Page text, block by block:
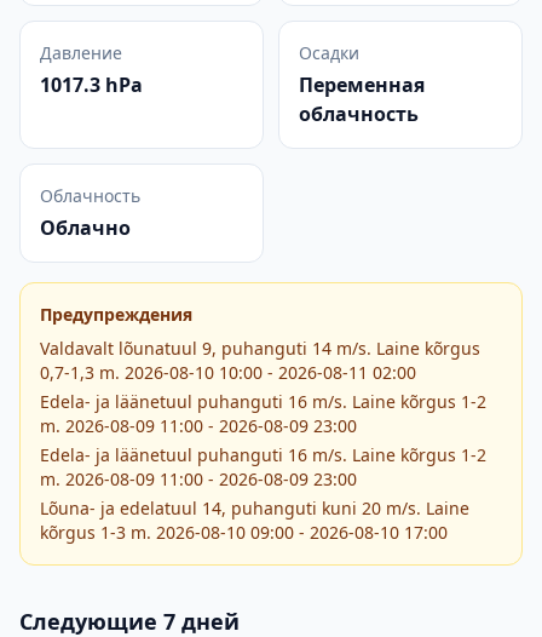
Давление
1017.3 hPa
Осадки
Переменная
облачность
Облачность
Облачно
Предупреждения
Valdavalt lõunatuul 9, puhanguti 14 m/s. Laine kõrgus
0,7-1,3 m. 2026-08-10 10:00 - 2026-08-11 02:00
Edela- ja läänetuul puhanguti 16 m/s. Laine kõrgus 1-2
m. 2026-08-09 11:00 - 2026-08-09 23:00
Edela- ja läänetuul puhanguti 16 m/s. Laine kõrgus 1-2
m. 2026-08-09 11:00 - 2026-08-09 23:00
Lõuna- ja edelatuul 14, puhanguti kuni 20 m/s. Laine
kõrgus 1-3 m. 2026-08-10 09:00 - 2026-08-10 17:00
Следующие 7 дней